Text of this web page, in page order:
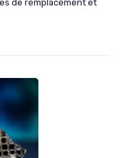
de remplacement et